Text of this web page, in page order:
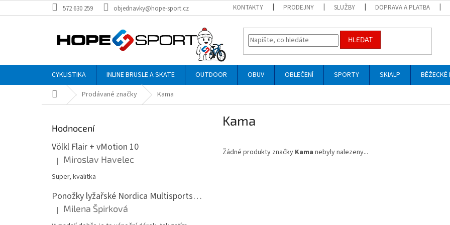
na
572 630 259 objednavky@hope-sport.cz KONTAKTY PRODEJNY SLUŽBY DOPRAVA A PLATBA
HLEDAT
CYKLISTIKA INLINE BRUSLE A SKATE OUTDOOR OBUV OBLEČENÍ SPORTY SKIALP BĚŽECKÉ
Domů Prodávané značky Kama
Hodnocení
Völkl Flair + vMotion 10
Hodnocení produktu je 5 z 5 hvězdiček.
| Miroslav Havelec
Super, kvalitka
Ponožky lyžařské Nordica Multisports Winter dvojbalení
Hodnocení produktu je 5 z 5 hvězdiček.
| Milena Špirková
Kama
Žádné produkty značky Kama nebyly nalezeny...